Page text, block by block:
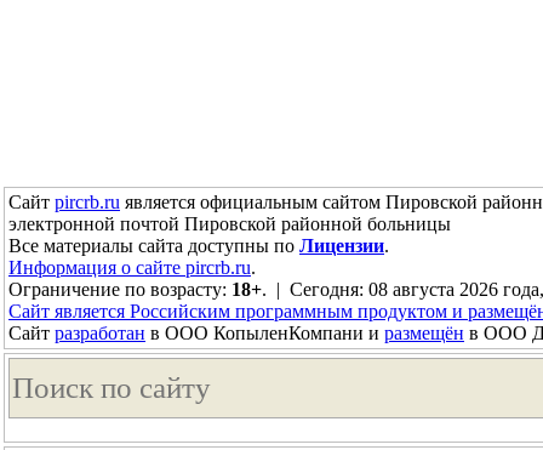
Сайт pircrb.ru является официальным сайтом Пировской
электронной почтой Пировской районной больницы
Все материалы сайта доступны по Лицензии.
Информация о сайте pircrb.ru.
Ограничение по возрасту: 18+. | Сегодня: 08 августа 2026
Сайт является Российским программным продуктом и
Сайт разработан в ООО КопыленКомпани и размещён в ООО